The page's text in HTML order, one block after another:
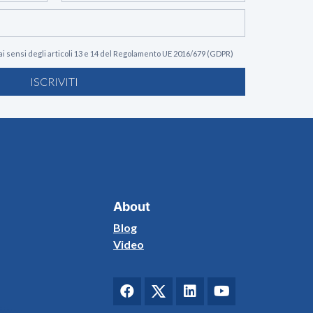
sensi degli articoli 13 e 14 del Regolamento UE 2016/679 (GDPR)
ISCRIVITI
About
Blog
Video